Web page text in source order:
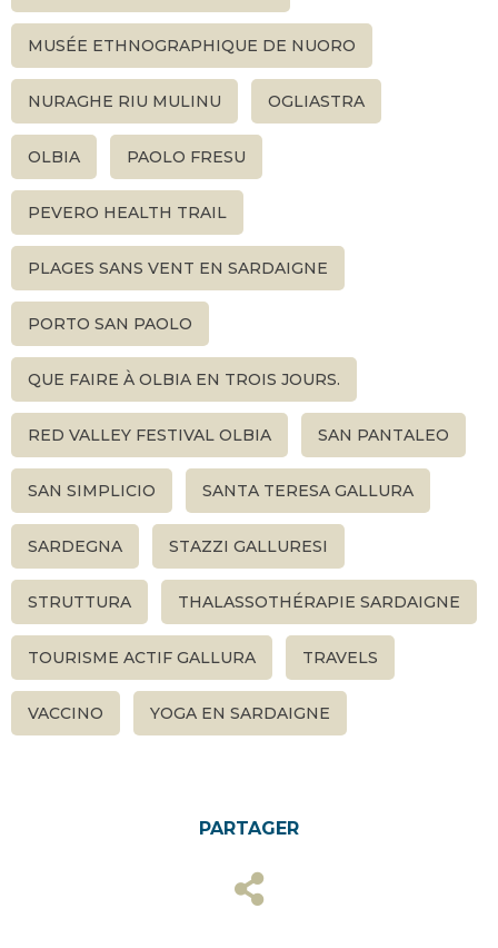
MUSÉE ETHNOGRAPHIQUE DE NUORO
NURAGHE RIU MULINU OGLIASTRA
OLBIA PAOLO FRESU
PEVERO HEALTH TRAIL
PLAGES SANS VENT EN SARDAIGNE
PORTO SAN PAOLO
QUE FAIRE À OLBIA EN TROIS JOURS.
RED VALLEY FESTIVAL OLBIA SAN PANTALEO
SAN SIMPLICIO SANTA TERESA GALLURA
SARDEGNA STAZZI GALLURESI
STRUTTURA THALASSOTHÉRAPIE SARDAIGNE
TOURISME ACTIF GALLURA TRAVELS
VACCINO YOGA EN SARDAIGNE
PARTAGER